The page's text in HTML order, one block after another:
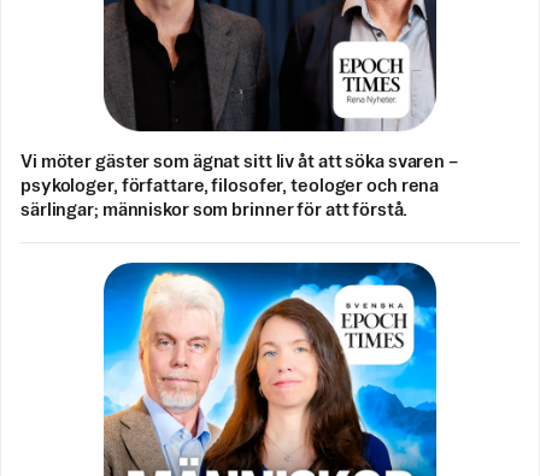
Vi möter gäster som ägnat sitt liv åt att söka svaren –
psykologer, författare, filosofer, teologer och rena
särlingar; människor som brinner för att förstå.